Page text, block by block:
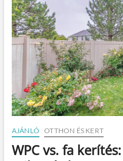
s
a
f
i
g
y
e
l
m
s
é
l
ő
t
f
ű
n
y
í
ó
?
j
ó
l
s
z
e
l
l
z
m
AJÁNLÓ OTTHON ÉS KERT
WPC vs. fa